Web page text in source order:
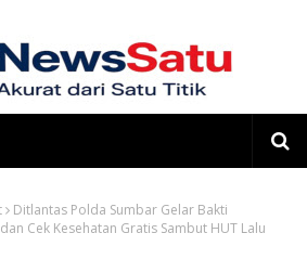
Ditlantas Polda Sumbar Gelar Bakti
Cek Kesehatan Gratis Sambut HUT Lalu